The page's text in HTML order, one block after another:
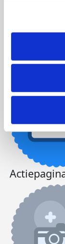
tonen. Je kunt
intrekken via
lijst met